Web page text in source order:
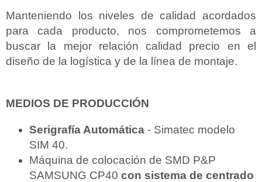
Manteniendo los niveles de calidad acordados
para cada producto, nos comprometemos a
buscar la mejor relación calidad precio en el
diseño de la logística y de la línea de montaje.
MEDIOS DE PRODUCCIÓN
Serigrafía Automática - Simatec modelo
SIM 40.
Máquina de colocación de SMD P&P
SAMSUNG CP40 con sistema de centrado